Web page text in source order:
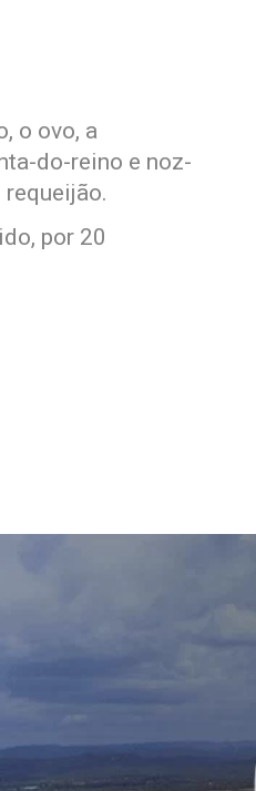
o ovo, a
do-reino e noz-
por 20